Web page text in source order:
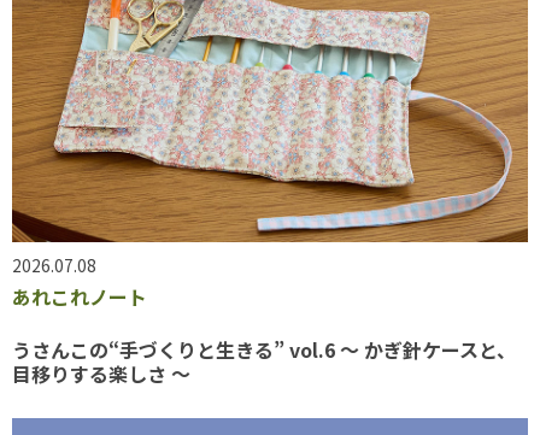
2026.07.08
あれこれノート
うさんこの“手づくりと生きる” vol.6 〜 かぎ針ケースと、
目移りする楽しさ 〜